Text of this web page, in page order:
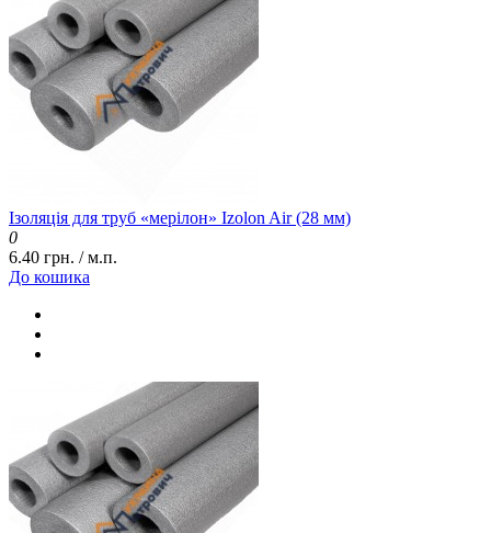
Ізоляція для труб «мерілон» Izolon Air (28 мм)
0
6.40 грн. / м.п.
До кошика